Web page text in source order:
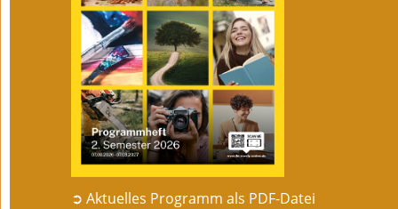
➲ Aktuelles Programm als PDF-Datei